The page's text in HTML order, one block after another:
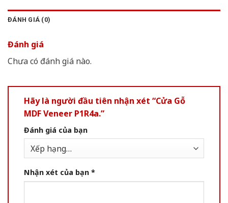
ĐÁNH GIÁ (0)
Đánh giá
Chưa có đánh giá nào.
Hãy là người đầu tiên nhận xét “Cửa Gỗ
MDF Veneer P1R4a.”
Đánh giá của bạn
Nhận xét của bạn *